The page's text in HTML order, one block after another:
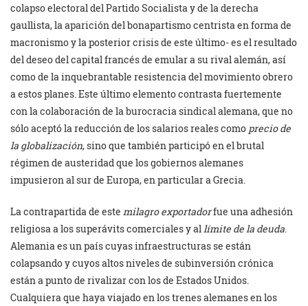
colapso electoral del Partido Socialista y de la derecha
gaullista, la aparición del bonapartismo centrista en forma de
macronismo y la posterior crisis de este último- es el resultado
del deseo del capital francés de emular a su rival alemán, así
como de la inquebrantable resistencia del movimiento obrero
a estos planes. Este último elemento contrasta fuertemente
con la colaboración de la burocracia sindical alemana, que no
sólo aceptó la reducción de los salarios reales como precio de
la globalización, sino que también participó en el brutal
régimen de austeridad que los gobiernos alemanes
impusieron al sur de Europa, en particular a Grecia.
La contrapartida de este milagro exportadorfue una adhesión
religiosa a los superávits comerciales y al límite de la deuda
Alemania es un país cuyas infraestructuras se están
colapsando y cuyos altos niveles de subinversión crónica
están a punto de rivalizar con los de Estados Unidos.
Cualquiera que haya viajado en los trenes alemanes en los